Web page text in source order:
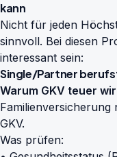
kann
Nicht für jeden
sinnvoll. Bei diesen
interessant sein:
Single/Partner
Warum GKV teuer
Familienversicherung
GKV.
Was prüfen: